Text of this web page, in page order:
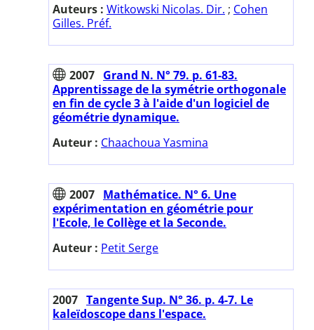
Auteurs : Witkowski Nicolas. Dir. ; Cohen
Gilles. Préf.
2007 Grand N. N° 79. p. 61-83.
Apprentissage de la symétrie orthogonale
en fin de cycle 3 à l'aide d'un logiciel de
géométrie dynamique.
Auteur : Chaachoua Yasmina
2007 Mathématice. N° 6. Une
expérimentation en géométrie pour
l'Ecole, le Collège et la Seconde.
Auteur : Petit Serge
2007 Tangente Sup. N° 36. p. 4-7. Le
kaleïdoscope dans l'espace.